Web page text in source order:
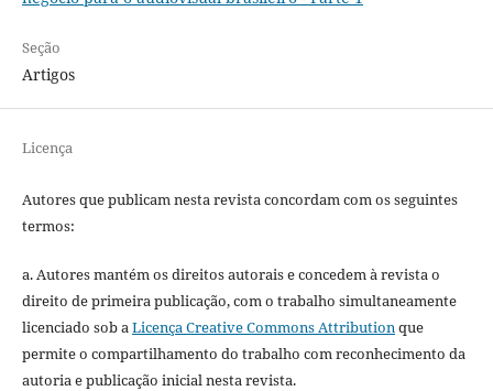
Seção
Artigos
Licença
Autores que publicam nesta revista concordam com os seguintes
termos:
a. Autores mantém os direitos autorais e concedem à revista o
direito de primeira publicação, com o trabalho simultaneamente
licenciado sob aLicença Creative Commons Attributionque
permite o compartilhamento do trabalho com reconhecimento da
autoria e publicação inicial nesta revista.